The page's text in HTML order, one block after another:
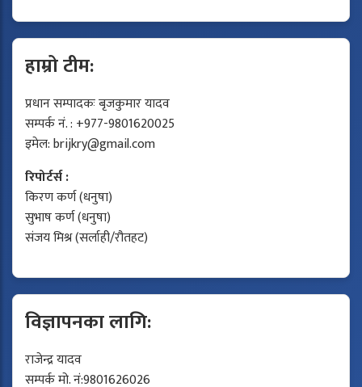
हाम्रो टीम:
प्रधान सम्पादकः बृजकुमार यादव
सम्पर्क नं. : +977-9801620025
इमेल:brijkry@gmail.com
रिपोर्टर्स :
किरण कर्ण (धनुषा)
सुभाष कर्ण (धनुषा)
संजय मिश्र (सर्लाही/रौतहट)
विज्ञापनका लागि:
राजेन्द्र यादव
सम्पर्क मो. नं:9801626026